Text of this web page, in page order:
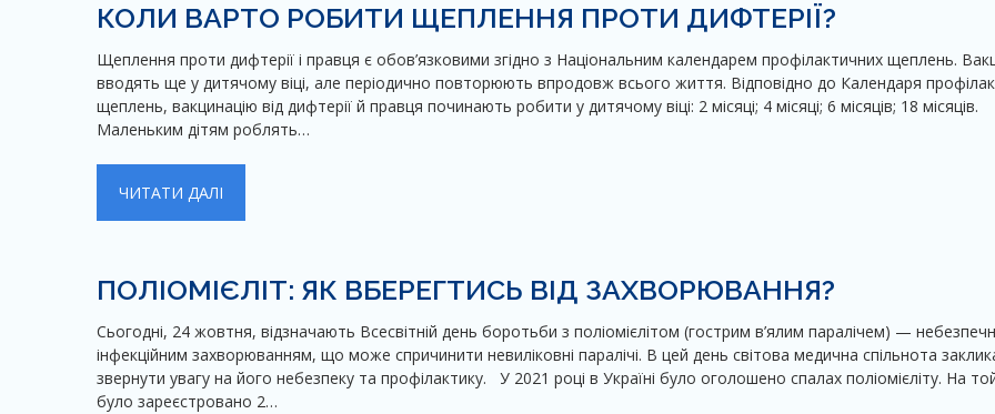
КОЛИ ВАРТО РОБИТИ ЩЕПЛЕННЯ ПРОТИ ДИФТЕРІЇ?
Щеплення проти дифтерії і правця є обов’язковими згідно з Національним календарем профілактичних щеплень.
вводять ще у дитячому віці, але періодично повторюють впродовж всього життя. Відповідно до Календаря
щеплень, вакцинацію від дифтерії й правця починають робити у дитячому віці: 2 місяці; 4 місяці; 6 місяців; 18 місяців.
Маленьким дітям роблять…
ЧИТАТИ ДАЛІ
ПОЛІОМІЄЛІТ: ЯК ВБЕРЕГТИСЬ ВІД ЗАХВОРЮВАННЯ?
Сьогодні, 24 жовтня, відзначають Всесвітній день боротьби з поліомієлітом (гострим в’ялим паралічем) —
інфекційним захворюванням, що може спричинити невиліковні паралічі. В цей день світова медична спільнота
звернути увагу на його небезпеку та профілактику. У 2021 році в Україні було оголошено спалах поліомієліту. На
було зареєстровано 2…